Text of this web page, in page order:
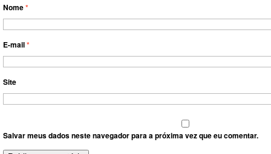
Nome*
E-mail*
Site
Salvar meus dados neste navegador para a próxima vez que eu comentar.